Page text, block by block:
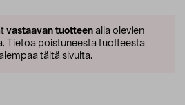
vastaavan tuotteenalla olevien
Tietoa poistuneesta tuotteesta
tältä sivulta.